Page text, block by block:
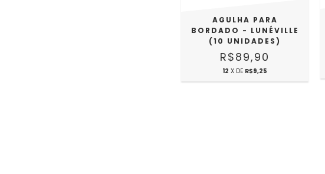
AGULHA PARA
BORDADO - LUNÉVILLE
(10 UNIDADES)
R$89,90
12 X DE R$9,25